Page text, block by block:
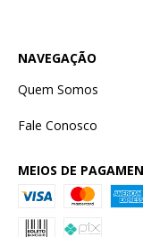
NAVEGAÇÃO
Quem Somos
Fale Conosco
MEIOS DE